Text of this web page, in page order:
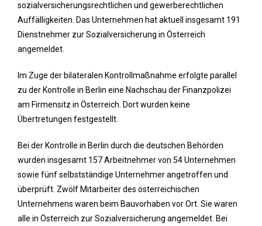
sozialversicherungsrechtlichen und gewerberechtlichen
Auffälligkeiten. Das Unternehmen hat aktuell insgesamt 191
Dienstnehmer zur Sozialversicherung in Österreich
angemeldet.
Im Zuge der bilateralen Kontrollmaßnahme erfolgte parallel
zu der Kontrolle in Berlin eine Nachschau der Finanzpolizei
am Firmensitz in Österreich. Dort wurden keine
Übertretungen festgestellt.
Bei der Kontrolle in Berlin durch die deutschen Behörden
wurden insgesamt 157 Arbeitnehmer von 54 Unternehmen
sowie fünf selbstständige Unternehmer angetroffen und
überprüft. Zwölf Mitarbeiter des österreichischen
Unternehmens waren beim Bauvorhaben vor Ort. Sie waren
alle in Österreich zur Sozialversicherung angemeldet. Bei